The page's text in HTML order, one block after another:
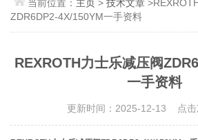
当前位置： 主页 >技术文章
ZDR6DP2-4X/150YM一手资料
REXROTH力士乐减压阀
一手资料
更新时间：2025-12-13 点击